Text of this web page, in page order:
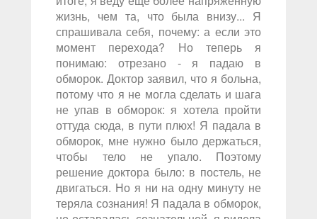
жизнь, чем та, что была внизу... Я
спрашивала себя, почему: а если это
момент перехода? Но теперь я
понимаю: отрезано - я падаю в
обморок. Доктор заявил, что я больна,
потому что я не могла сделать и шага
не упав в обморок: я хотела пройти
оттуда сюда, в пути плюх! Я падала в
обморок, мне нужно было держаться,
чтобы тело не упало. Поэтому
решение доктора было: в постель, не
двигаться. Но я ни на одну минуту не
теряла сознания! Я падала в обморок,